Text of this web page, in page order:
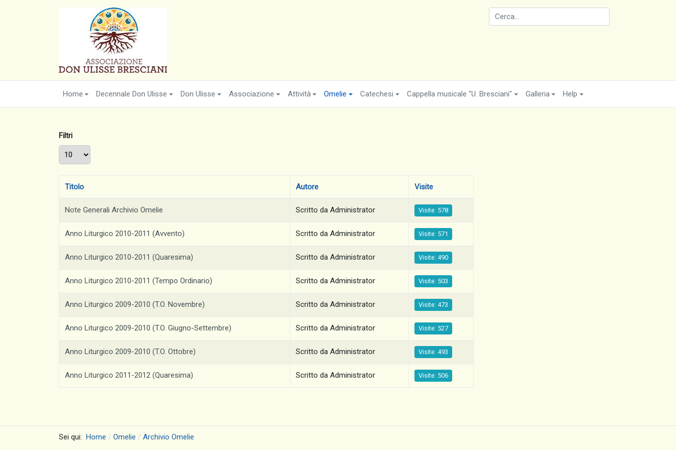
Home Decennale Don Ulisse Don Ulisse Associazione Attività Omelie Catechesi Cappella musicale "U. Bresciani" Galleria Help
Filtri
Visualizza #
Titolo Autore Visite
Note Generali Archivio Omelie Scritto da Administrator Visite: 578
Anno Liturgico 2010-2011 (Avvento) Scritto da Administrator Visite: 571
Anno Liturgico 2010-2011 (Quaresima) Scritto da Administrator Visite: 490
Anno Liturgico 2010-2011 (Tempo Ordinario) Scritto da Administrator Visite: 503
Anno Liturgico 2009-2010 (T.O. Novembre) Scritto da Administrator Visite: 473
Anno Liturgico 2009-2010 (T.O. Giugno-Settembre) Scritto da Administrator Visite: 527
Anno Liturgico 2009-2010 (T.O. Ottobre) Scritto da Administrator Visite: 493
Anno Liturgico 2011-2012 (Quaresima) Scritto da Administrator Visite: 506
Sei qui: Home Omelie Archivio Omelie